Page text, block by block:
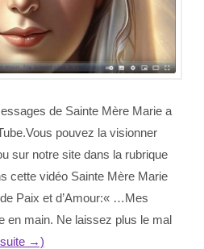
de Sainte Mère Marie a
pouvez la visionner
sur notre site dans la rubrique
cette vidéo Sainte Mère Marie
Paix et d’Amour:« …Mes
en main. Ne laissez plus le mal
suite →)